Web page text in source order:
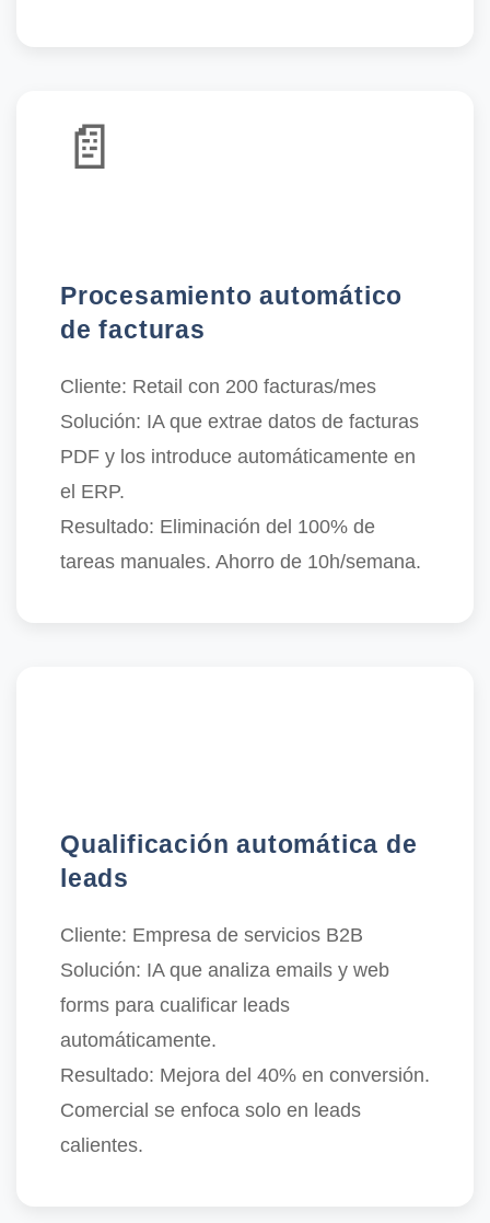
📄
Procesamiento automático
de facturas
Cliente: Retail con 200 facturas/mes
Solución: IA que extrae datos de facturas
PDF y los introduce automáticamente en
el ERP.
Resultado: Eliminación del 100% de
tareas manuales. Ahorro de 10h/semana.
Qualificación automática de
leads
Cliente: Empresa de servicios B2B
Solución: IA que analiza emails y web
forms para cualificar leads
automáticamente.
Resultado: Mejora del 40% en conversión.
Comercial se enfoca solo en leads
calientes.